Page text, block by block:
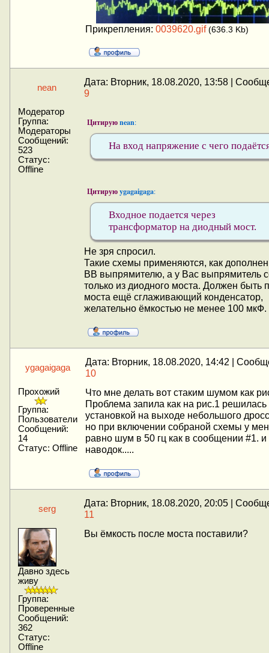
Прикрепления: 0039620.gif (636.3 Kb)
nean
Дата: Вторник, 18.08.2020, 13:58 |
9
Модератор
Группа:
Модераторы
Сообщений:
523
Статус:
Offline
Цитируюnean:
На вход напряжение с чего
Цитируюygagaigaga:
Входное подается через
трансформатор на диодный мост.
Не зря спросил.
Такие схемы применяются, как
ВВ выпрямителю, а у Вас выпрямитель
только из диодного моста. Должен быть
моста ещё сглаживающий конденсатор,
желательно ёмкостью не менее 100 мкФ.
ygagaigaga
Дата: Вторник, 18.08.2020, 14:42 |
10
Прохожий
Группа:
Пользователи
Сообщений:
14
Статус: Offline
Что мне делать вот стаким шумом как
Проблема запила как на рис.1 решилась
установкой на выходе небольшого
но при включении собраной схемы у
равно шум в 50 гц как в сообщении #1. и
наводок.....
serg
Дата: Вторник, 18.08.2020, 20:05 |
11
Давно здесь
живу
Группа:
Проверенные
Сообщений:
362
Статус:
Offline
Вы ёмкость после моста поставили?